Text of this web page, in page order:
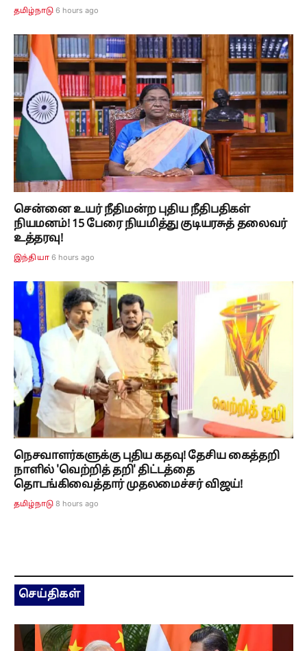
தமிழ்நாடு 6 hours ago
சென்னை உயர் நீதிமன்ற புதிய நீதிபதிகள்
நியமனம்! 15 பேரை நியமித்து குடியரசுத் தலைவர்
உத்தரவு!
இந்தியா 6 hours ago
நெசவாளர்களுக்கு புதிய கதவு! தேசிய கைத்தறி
நாளில் 'வெற்றித் தறி' திட்டத்தை
தொடங்கிவைத்தார் முதலமைச்சர் விஜய்!
தமிழ்நாடு 8 hours ago
செய்திகள்